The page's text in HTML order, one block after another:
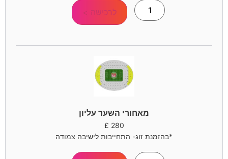
לרכישה >
מאחורי השער עליון
280
£
*בהזמנת זוג- התחייבות לישיבה צמודה